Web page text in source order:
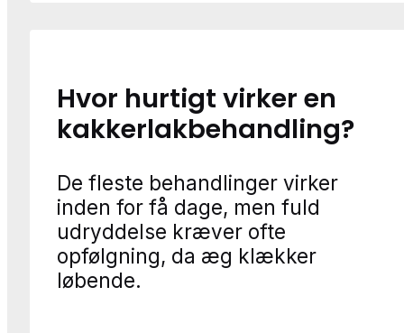
Hvor hurtigt virker en
kakkerlakbehandling?
De fleste behandlinger virker
inden for få dage, men fuld
udryddelse kræver ofte
opfølgning, da æg klækker
løbende.